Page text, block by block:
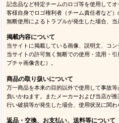
記念品など特定チームのロゴ等を使用して
客様自身でロゴ権利者（チーム責任者など
無断使用によるトラブルが発生した場合、当
掲載内容について
当サイトに掲載している画像、説明文、コ
当サイトの許可無く無断での使用・流用・
プチャ画像含む）。
商品の取り扱いについて
万一商品を本来の目的以外で使用して事故
負いかねます。またメーカーおよび当店が
行い破損等が発生した場合、使用状況に関わ
返品・交換、お支払い、送料等について